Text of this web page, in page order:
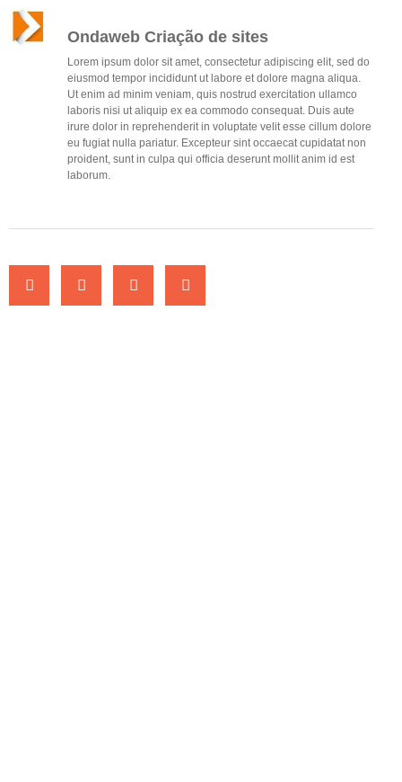
Ondaweb Criação de sites
Lorem ipsum dolor sit amet, consectetur adipiscing elit, sed do
eiusmod tempor incididunt ut labore et dolore magna aliqua.
Ut enim ad minim veniam, quis nostrud exercitation ullamco
laboris nisi ut aliquip ex ea commodo consequat. Duis aute
irure dolor in reprehenderit in voluptate velit esse cillum dolore
eu fugiat nulla pariatur. Excepteur sint occaecat cupidatat non
proident, sunt in culpa qui officia deserunt mollit anim id est
laborum.